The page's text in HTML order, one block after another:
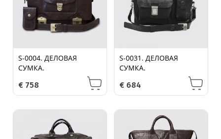
S-0004. ДЕЛОВАЯ
СУМКА.
€ 758
S-0031. ДЕЛОВАЯ
СУМКА.
€ 684